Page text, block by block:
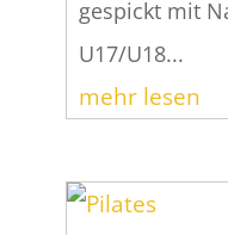
gespickt mit
U17/U18...
mehr lesen